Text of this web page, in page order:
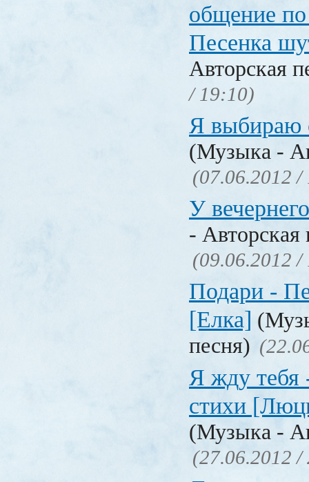
общение
Песенка
Авторская
/ 19:10)
Я выбираю
(Музыка -
(07.06.2012 /
У
- Авторская
(09.06.2012 /
Подари -
[Елка]
песня)
Я жду тебя
стихи
(Музыка -
(27.06.2012 /